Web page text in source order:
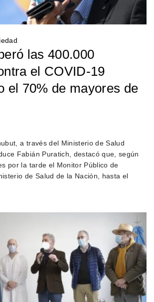
las 400.000
el COVID-19
el 70% de mayores de
a través del Ministerio de Salud
Fabián Puratich, destacó que, según
por la tarde el Monitor Público de
de Salud de la Nación, hasta el